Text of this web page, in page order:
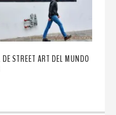
STREET ART DEL MUNDO